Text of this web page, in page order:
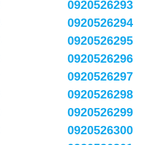
0920526293
0920526294
0920526295
0920526296
0920526297
0920526298
0920526299
0920526300